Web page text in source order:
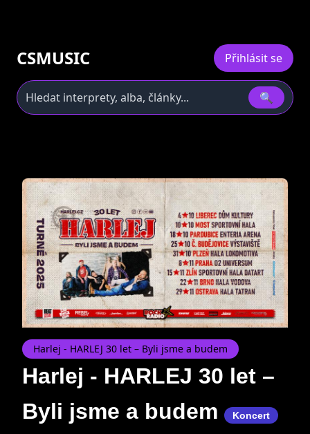
CSMUSIC Přihlásit se
🔍
Harlej - HARLEJ 30 let – Byli jsme a budem
Harlej - HARLEJ 30 let –
Byli jsme a budem
Koncert